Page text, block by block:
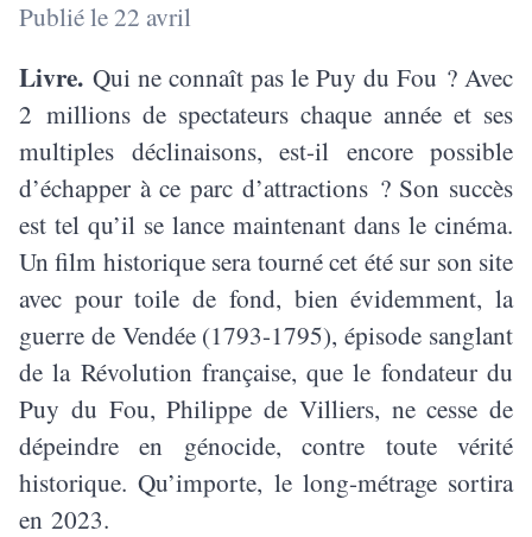
Publié le 22 avril
Livre. Qui ne connaît pas le Puy du Fou ? Avec
2 millions de spectateurs chaque année et ses
multiples déclinaisons, est-il encore possible
d’échapper à ce parc d’attractions ? Son succès
est tel qu’il se lance maintenant dans le cinéma.
Un film historique sera tourné cet été sur son site
avec pour toile de fond, bien évidemment, la
guerre de Vendée (1793-1795), épisode sanglant
de la Révolution française, que le fondateur du
Puy du Fou, Philippe de Villiers, ne cesse de
dépeindre en génocide, contre toute vérité
historique. Qu’importe, le long-métrage sortira
en 2023.